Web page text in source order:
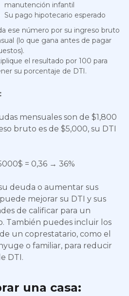
manutención infantil
Su pago hipotecario esperado
ese número por su ingreso bruto
(lo que gana antes de pagar
el resultado por 100 para
su porcentaje de DTI.
mensuales son de $1,800
bruto es de $5,000, su DTI
= 0,36 → 36%
deuda o aumentar sus
mejorar su DTI y sus
de calificar para un
También puedes incluir los
un coprestatario, como el
o familiar, para reducir
DTI.
una casa: